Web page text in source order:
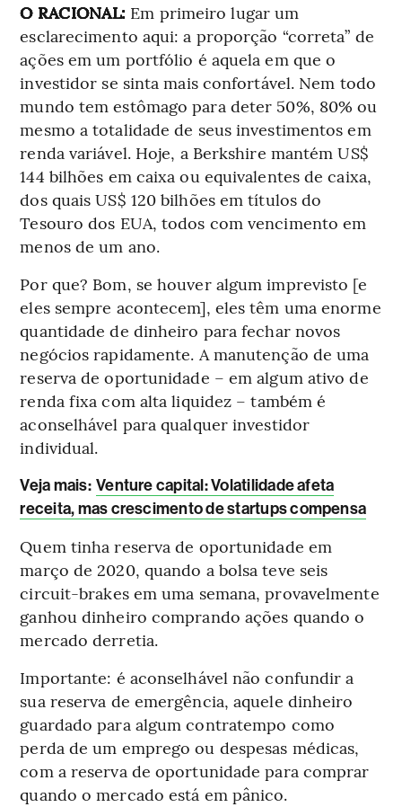
O RACIONAL: Em primeiro lugar um
esclarecimento aqui: a proporção “correta” de
ações em um portfólio é aquela em que o
investidor se sinta mais confortável. Nem todo
mundo tem estômago para deter 50%, 80% ou
mesmo a totalidade de seus investimentos em
renda variável. Hoje, a Berkshire mantém US$
144 bilhões em caixa ou equivalentes de caixa,
dos quais US$ 120 bilhões em títulos do
Tesouro dos EUA, todos com vencimento em
menos de um ano.
Por que? Bom, se houver algum imprevisto [e
eles sempre acontecem], eles têm uma enorme
quantidade de dinheiro para fechar novos
negócios rapidamente. A manutenção de uma
reserva de oportunidade – em algum ativo de
renda fixa com alta liquidez – também é
aconselhável para qualquer investidor
individual.
Veja mais: Venture capital: Volatilidade afeta
receita, mas crescimento de startups compensa
Quem tinha reserva de oportunidade em
março de 2020, quando a bolsa teve seis
circuit-brakes em uma semana, provavelmente
ganhou dinheiro comprando ações quando o
mercado derretia.
Importante: é aconselhável não confundir a
sua reserva de emergência, aquele dinheiro
guardado para algum contratempo como
perda de um emprego ou despesas médicas,
com a reserva de oportunidade para comprar
quando o mercado está em pânico.